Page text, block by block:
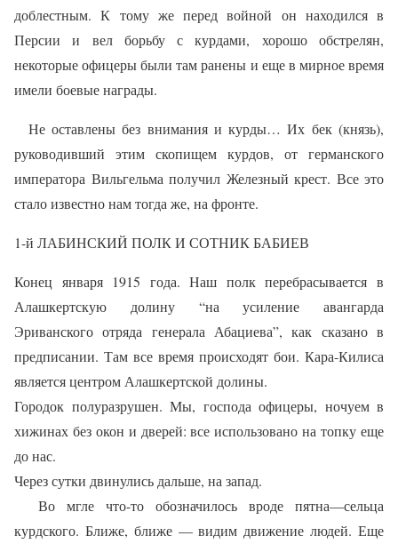
доблестным. К тому же перед войной он находился в
Персии и вел борьбу с курдами, хорошо обстрелян,
некоторые офицеры были там ранены и еще в мирное время
имели боевые награды.
Не оставлены без внимания и курды… Их бек (князь),
руководивший этим скопищем курдов, от германского
императора Вильгельма получил Железный крест. Все это
стало известно нам тогда же, на фронте.
1-й ЛАБИНСКИЙ ПОЛК И СОТНИК БАБИЕВ
Конец января 1915 года. Наш полк перебрасывается в
Алашкертскую долину “на усиление авангарда
Эриванского отряда генерала Абациева”, как сказано в
предписании. Там все время происходят бои. Кара-Килиса
является центром Алашкертской долины.
Городок полуразрушен. Мы, господа офицеры, ночуем в
хижинах без окон и дверей: все использовано на топку еще
до нас.
Через сутки двинулись дальше, на запад.
Во мгле что-то обозначилось вроде пятна—сельца
курдского. Ближе, ближе — видим движение людей. Еще